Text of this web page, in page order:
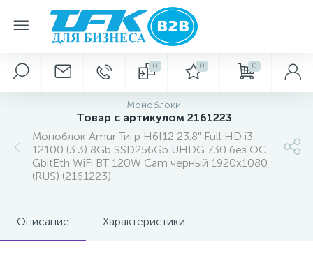
0 0 0
Моноблоки
Товар с артикулом 2161223
Моноблок Amur Тигр H6I12 23.8" Full HD i3
12100 (3.3) 8Gb SSD256Gb UHDG 730 без ОС
GbitEth WiFi BT 120W Cam черный 1920x1080
(RUS) (2161223)
Описание Характеристики